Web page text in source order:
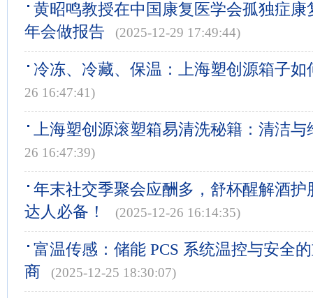
黄昭鸣教授在中国康复医学会孤独症康
年会做报告
(2025-12-29 17:49:44)
冷冻、冷藏、保温：上海塑创源箱子如
26 16:47:41)
上海塑创源滚塑箱易清洗秘籍：清洁与
26 16:47:39)
年末社交季聚会应酬多，舒杯醒解酒护
达人必备！
(2025-12-26 16:14:35)
富温传感：储能 PCS 系统温控与安全
商
(2025-12-25 18:30:07)